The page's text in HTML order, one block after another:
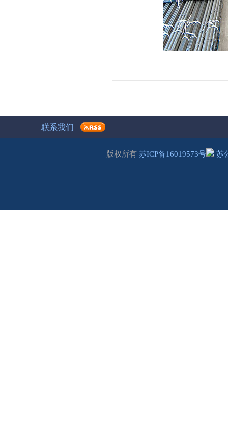
联系我们
版权所有 苏ICP备16019573号 苏